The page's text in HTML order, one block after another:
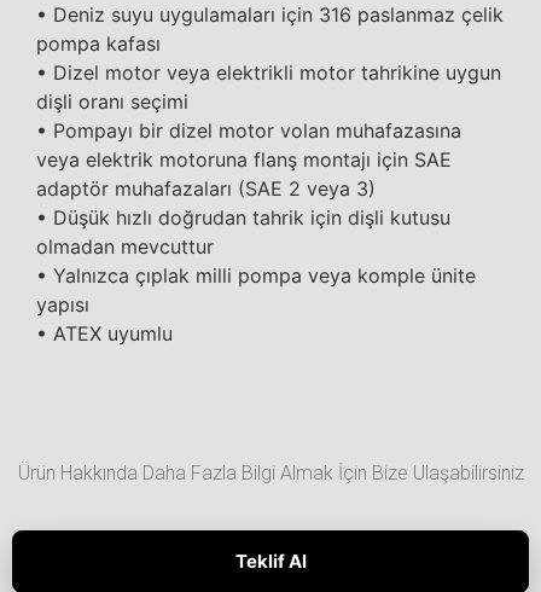
• Deniz suyu uygulamaları için 316 paslanmaz çelik
pompa kafası
• Dizel motor veya elektrikli motor tahrikine uygun
dişli oranı seçimi
• Pompayı bir dizel motor volan muhafazasına
veya elektrik motoruna flanş montajı için SAE
adaptör muhafazaları (SAE 2 veya 3)
• Düşük hızlı doğrudan tahrik için dişli kutusu
olmadan mevcuttur
• Yalnızca çıplak milli pompa veya komple ünite
yapısı
• ATEX uyumlu
Ürün Hakkında Daha Fazla Bilgi Almak İçin Bize Ulaşabilirsiniz
Teklif Al